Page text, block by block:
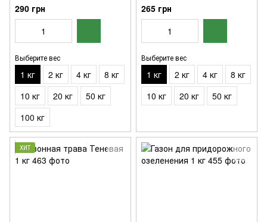
290 грн
Выберите вес
1 кг 2 кг 4 кг
8 кг
10 кг
20 кг
50 кг
100 кг
265 грн
Выберите вес
1 кг 2 кг 4 кг
8 кг
10 кг
20 кг 50 кг
ХИТ